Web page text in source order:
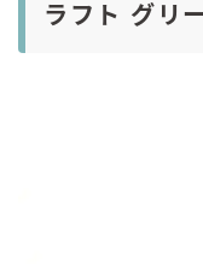
ラフト グリ